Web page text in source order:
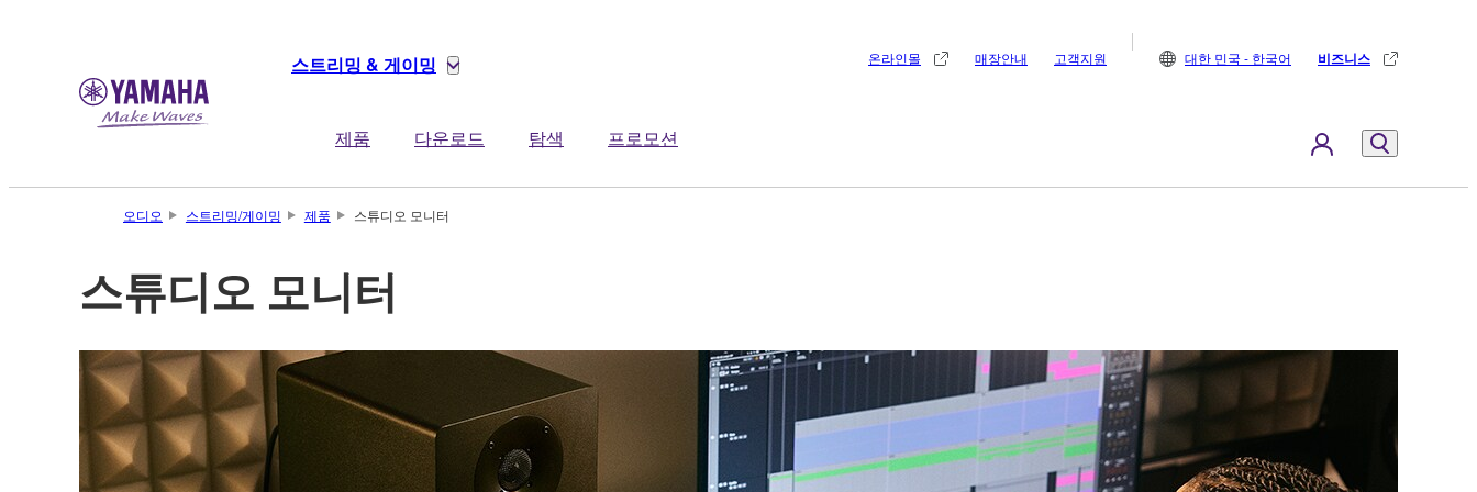
스트리밍 & 게이밍
제품 다운로드 탐색 프로모션
온라인몰 매장안내 고객지원 대한 민국 - 한국어 비즈니스
오디오 스트리밍/게이밍 제품 스튜디오 모니터
스튜디오 모니터